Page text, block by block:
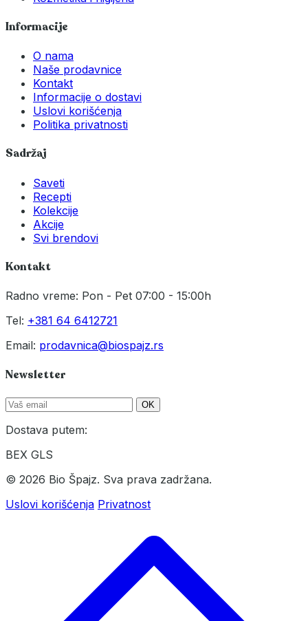
Informacije
O nama
Naše prodavnice
Kontakt
Informacije o dostavi
Uslovi korišćenja
Politika privatnosti
Sadržaj
Saveti
Recepti
Kolekcije
Akcije
Svi brendovi
Kontakt
Radno vreme: Pon - Pet 07:00 - 15:00h
Tel: +381 64 6412721
Email: prodavnica@biospajz.rs
Newsletter
OK
Dostava putem:
BEX GLS
© 2026 Bio Špajz. Sva prava zadržana.
Uslovi korišćenja Privatnost